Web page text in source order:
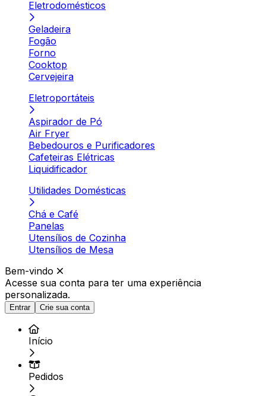
Eletrodomésticos
Geladeira
Fogão
Forno
Cooktop
Cervejeira
Eletroportáteis
Aspirador de Pó
Air Fryer
Bebedouros e Purificadores
Cafeteiras Elétricas
Liquidificador
Utilidades Domésticas
Chá e Café
Panelas
Utensílios de Cozinha
Utensílios de Mesa
Bem-vindo
Acesse sua conta para ter uma experiência
personalizada.
Entrar Crie sua conta
Início
Pedidos